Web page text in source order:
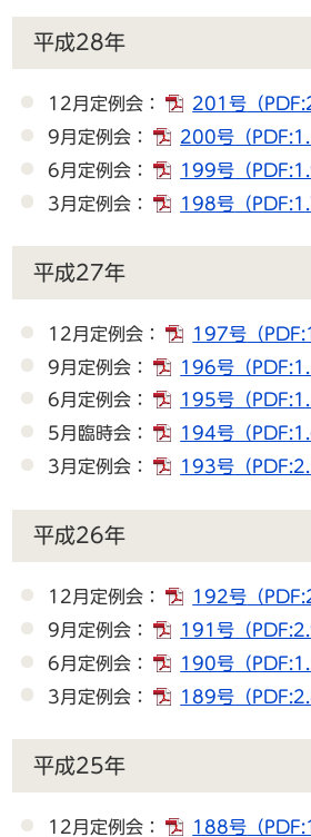
平成28年
12月定例会： 201号 （
9月定例会：
200号 （
6月定例会：
199号 （
3月定例会：
198号 （
平成27年
12月定例会： 197号 （
9月定例会：
196号 （
6月定例会：
195号 （
5月臨時会：
194号 （
3月定例会：
193号 （
平成26年
12月定例会： 192号 （
9月定例会：
191号 （
6月定例会：
190号 （
3月定例会：
189号 （
平成25年
12月定例会： 188号 （